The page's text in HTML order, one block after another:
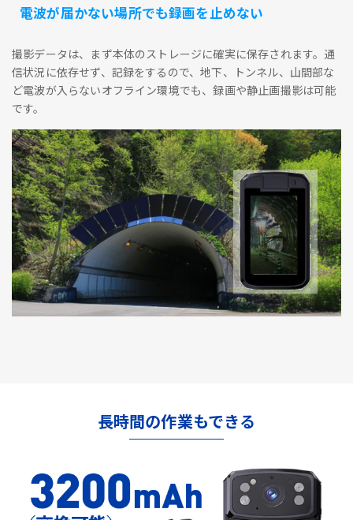
電波が届かない場所でも録画を止めない
撮影データは、まず本体のストレージに確実に保存されます。通
信状況に依存せず、記録をするので、地下、トンネル、山間部な
ど電波が入らないオフライン環境でも、録画や静止画撮影は可能
です。
長時間の作業もできる